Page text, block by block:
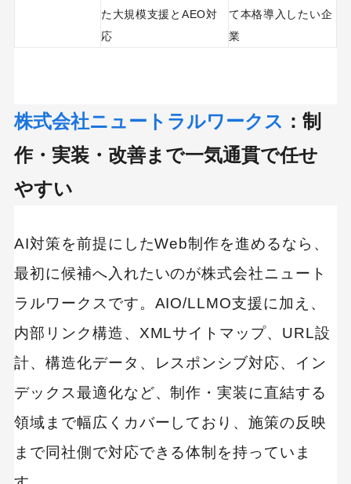
た大規模支援とAEO対
応
て本格導入したい企
業
株式会社ニュートラルワークス ：制
作・実装・改善まで一気通貫で任せ
やすい
AI対策を前提にしたWeb制作を進めるなら、
最初に候補へ入れたいのが株式会社ニュート
ラルワークスです。AIO/LLMO支援に加え、
内部リンク構造、XMLサイトマップ、URL設
計、構造化データ、レスポンシブ対応、イン
デックス最適化など、制作・実装に直結する
領域まで幅広くカバーしており、施策の反映
まで同社側で対応できる体制を持っていま